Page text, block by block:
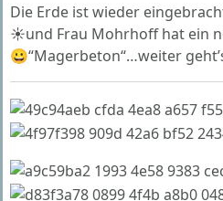
Die Erde ist wieder
☀️und Frau Mohrhoff hat ein
😀“Magerbeton“…weiter geht’s